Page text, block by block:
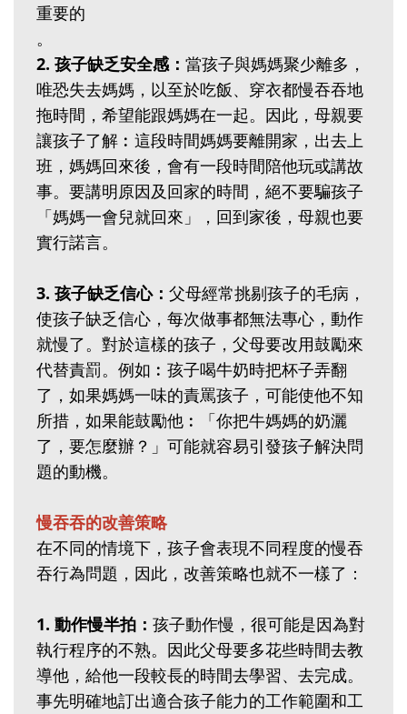
重要的
。
2. 孩子缺乏安全感： 當孩子與媽媽聚少離多，
唯恐失去媽媽，以至於吃飯、穿衣都慢吞吞地
拖時間，希望能跟媽媽在一起。因此，母親要
讓孩子了解︰這段時間媽媽要離開家，出去上
班，媽媽回來後，會有一段時間陪他玩或講故
事。要講明原因及回家的時間，絕不要騙孩子
「媽媽一會兒就回來」，回到家後，母親也要
實行諾言。
3. 孩子缺乏信心： 父母經常挑剔孩子的毛病，
使孩子缺乏信心，每次做事都無法專心，動作
就慢了。對於這樣的孩子，父母要改用鼓勵來
代替責罰。例如︰孩子喝牛奶時把杯子弄翻
了，如果媽媽一味的責罵孩子，可能使他不知
所措，如果能鼓勵他︰「你把牛媽媽的奶灑
了，要怎麼辦？」可能就容易引發孩子解決問
題的動機。
慢吞吞的改善策略
在不同的情境下，孩子會表現不同程度的慢吞
吞行為問題，因此，改善策略也就不一樣了：
1. 動作慢半拍： 孩子動作慢，很可能是因為對
執行程序的不熟。因此父母要多花些時間去教
導他，給他一段較長的時間去學習、去完成。
事先明確地訂出適合孩子能力的工作範圍和工